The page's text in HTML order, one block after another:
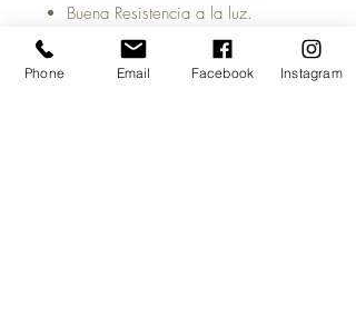
Buena Resistencia a la luz.
Repetición del patrón:
64/32 cm
Tiempo estimado de entrega:5 a 7
Phone Email Facebook Instagram